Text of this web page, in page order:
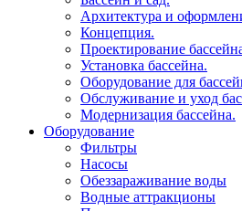
Архитектура и
Концепция.
Проектирование
Установка бассейна.
Оборудование для
Обслуживание и уход
Модернизация бассейна.
Оборудование
Фильтры
Насосы
Обеззараживание воды
Водные аттракционы